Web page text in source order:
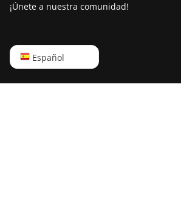
¡Únete a nuestra comunidad!
Español
English